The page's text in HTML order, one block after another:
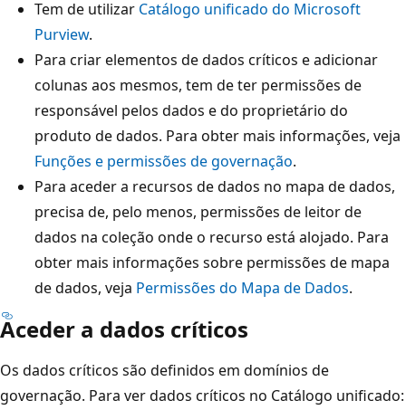
Tem de utilizar Catálogo unificado do Microsoft
Purview.
Para criar elementos de dados críticos e adicionar
colunas aos mesmos, tem de ter permissões de
responsável pelos dados e do proprietário do
produto de dados. Para obter mais informações, veja
Funções e permissões de governação.
Para aceder a recursos de dados no mapa de dados,
precisa de, pelo menos, permissões de leitor de
dados na coleção onde o recurso está alojado. Para
obter mais informações sobre permissões de mapa
de dados, veja Permissões do Mapa de Dados.
Aceder a dados críticos
Os dados críticos são definidos em domínios de
governação. Para ver dados críticos no Catálogo unificado: